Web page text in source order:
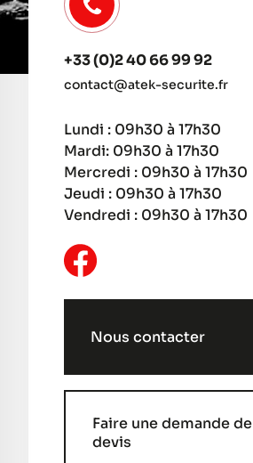
+33 (0)2 40 66 99 92
contact@atek-securite.fr
Lundi : 09h30 à 17h30
Mardi: 09h30 à 17h30
Mercredi : 09h30 à 17h30
Jeudi : 09h30 à 17h30
Vendredi : 09h30 à 17h30
Nous contacter
Faire une demande de
devis